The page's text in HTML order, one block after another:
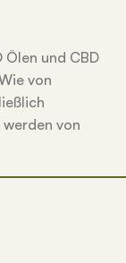
und CBD
von
von